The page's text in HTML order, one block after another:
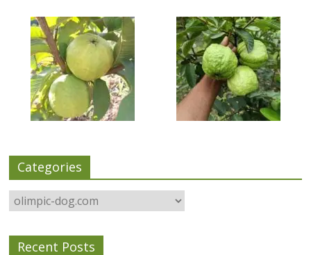
Categories
Categories
Recent Posts